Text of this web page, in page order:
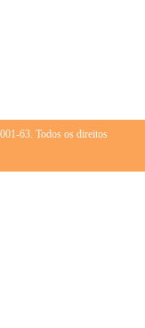
63. Todos os direitos